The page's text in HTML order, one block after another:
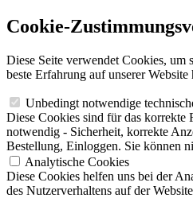
Cookie-
Diese Seite verwendet Cookies, um
beste Erfahrung auf unserer Website
Unbedingt notwendige
Diese Cookies sind für das korrekte
notwendig - Sicherheit, korrekte
Bestellung, Einloggen. Sie können
Analytische Cookies
Diese Cookies helfen uns bei der
des Nutzerverhaltens auf der